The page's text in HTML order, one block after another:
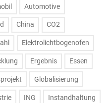
Automotive
China CO2
Elektrolichtbogenofen
Ergebnis Essen
Globalisierung
ING Instandhaltung